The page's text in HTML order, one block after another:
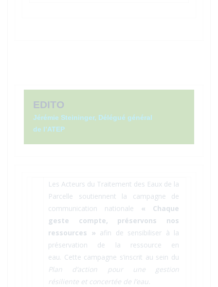
EDITO
Jérémie Steininger, Délégué général
de l’ATEP
Les Acteurs du Traitement des Eaux de la
Parcelle soutiennent la campagne de
communication nationale « Chaque
geste compte, préservons nos
ressources » afin de sensibiliser à la
préservation de la ressource en
eau. Cette campagne s’inscrit au sein du
Plan d’action pour une gestion
résiliente et concertée de l’eau.